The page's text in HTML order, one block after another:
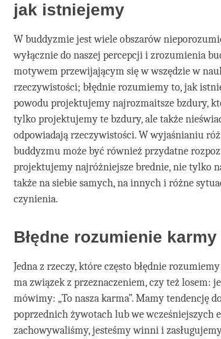
jak istniejemy
W buddyzmie jest wiele obszarów
wyłącznie do naszej percepcji i zrozumienia
motywem przewijającym się w wszędzie w
rzeczywistości; błędnie rozumiemy to, jak
powodu projektujemy najrozmaitsze bzdury,
tylko projektujemy te bzdury, ale także
odpowiadają rzeczywistości. W wyjaśnianiu
buddyzmu może być również przydatne
projektujemy najróżniejsze brednie, nie tylko
także na siebie samych, na innych i różne
czynienia.
Błędne rozumienie karmy
Jedna z rzeczy, które często błędnie
ma związek z przeznaczeniem, czy też losem:
mówimy: „To nasza karma”. Mamy tendencję
poprzednich żywotach lub we wcześniejszych
zachowywaliśmy, jesteśmy winni i